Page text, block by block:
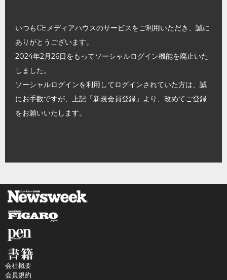
いつもCEメディアハウスのサービスをご利用いただき、誠に
ありがとうございます。
2024年2月26日をもってソーシャルログイン機能を廃止いた
しました。
ソーシャルログインを利用してログインされていた方は、誠
にお手数ですが、上記「新規会員登録」より、改めてご登録
をお願いいたします。
会社概要
会員規約